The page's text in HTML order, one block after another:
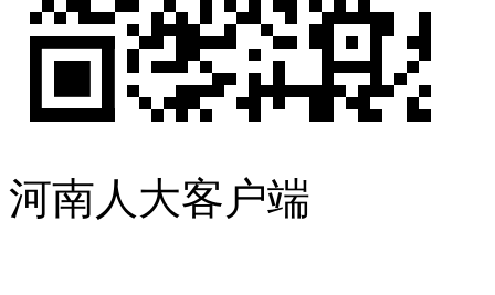
河南人大客户端